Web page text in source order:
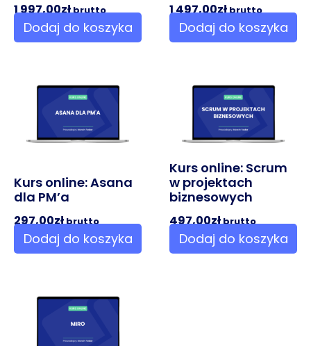
1 997,00złbrutto
Dodaj do koszyka
1 497,00złbrutto
Dodaj do koszyka
Kurs online: Asana
dla PM’a
297,00złbrutto
Dodaj do koszyka
Kurs online: Scrum
w projektach
biznesowych
497,00złbrutto
Dodaj do koszyka